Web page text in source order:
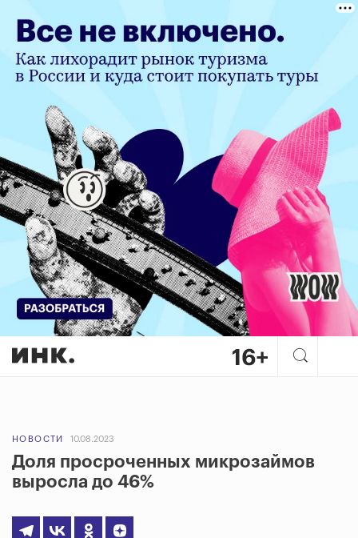
НОВОСТИ 10.08.2023
Доля просроченных микрозаймов
выросла до 46%